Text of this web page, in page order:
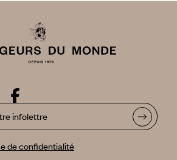
infolettre
de confidentialité